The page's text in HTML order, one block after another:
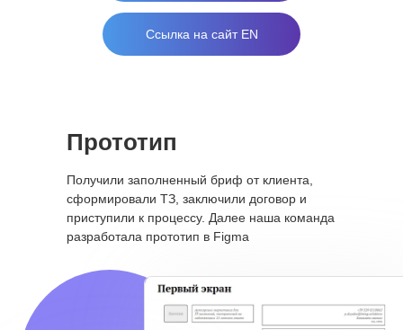
Ссылка на сайт EN
Прототип
Получили заполненный бриф от клиента,
сформировали ТЗ, заключили договор и
приступили к процессу. Далее наша команда
разработала прототип в Figma